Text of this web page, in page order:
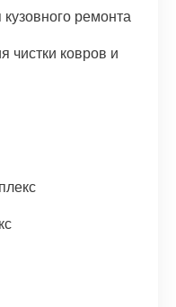
ремонта
чистки ковров и